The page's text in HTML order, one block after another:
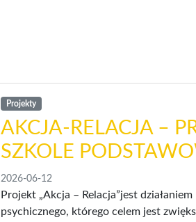
Projekty
AKCJA-RELACJA –
SZKOLE
2026-06-12
Projekt „Akcja – Relacja”jest
psychicznego, którego celem jest